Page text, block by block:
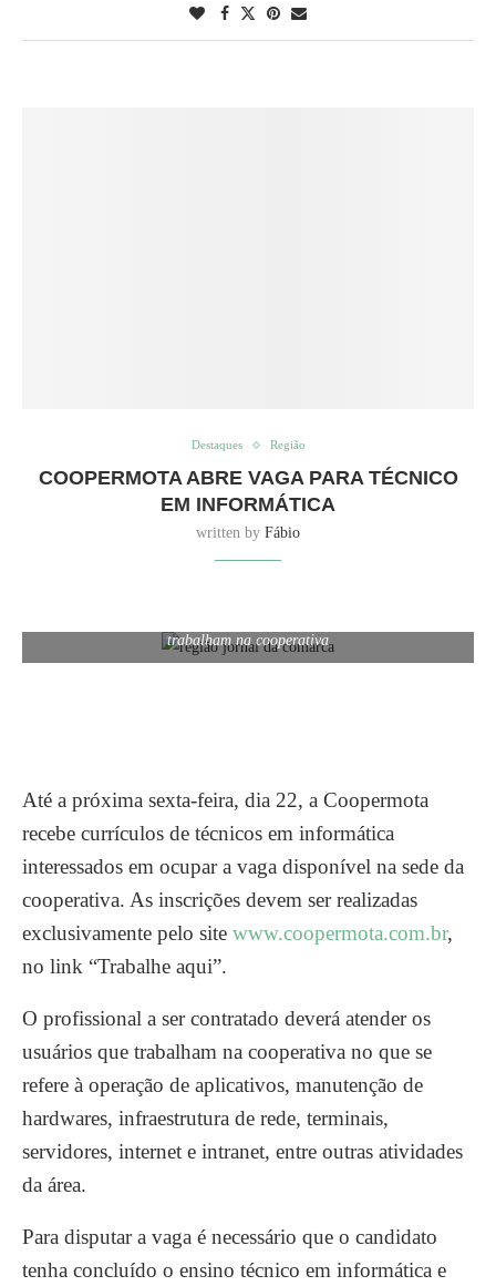
Destaques Região
COOPERMOTA ABRE VAGA PARA TÉCNICO
EM INFORMÁTICA
written by Fábio
trabalham na cooperativa
Até a próxima sexta-feira, dia 22, a Coopermota
recebe currículos de técnicos em informática
interessados em ocupar a vaga disponível na sede da
cooperativa. As inscrições devem ser realizadas
exclusivamente pelo site www.coopermota.com.br,
no link “Trabalhe aqui”.
O profissional a ser contratado deverá atender os
usuários que trabalham na cooperativa no que se
refere à operação de aplicativos, manutenção de
hardwares, infraestrutura de rede, terminais,
servidores, internet e intranet, entre outras atividades
da área.
Para disputar a vaga é necessário que o candidato
tenha concluído o ensino técnico em informática e